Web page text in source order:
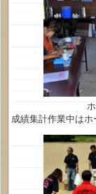
成績集計作業中はホ